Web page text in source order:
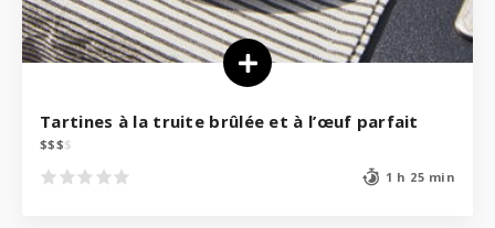
Tartines à la truite brûlée et à l’œuf parfait
$$$$
1 h 25 min